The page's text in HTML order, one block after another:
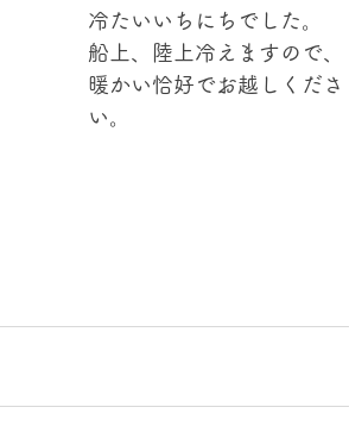
冷たいいちにちでした。
船上、陸上冷えますので、
暖かい恰好でお越しくださ
い。